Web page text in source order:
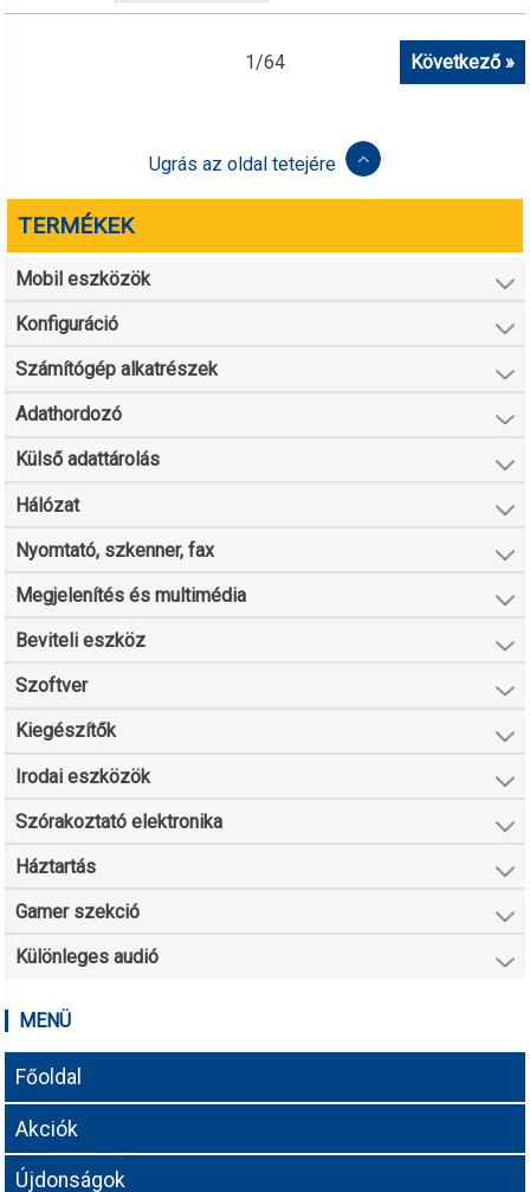
1/64 Következő »
Ugrás az oldal tetejére
TERMÉKEK
Mobil eszközök
Konfiguráció
Számítógép alkatrészek
Adathordozó
Külső adattárolás
Hálózat
Nyomtató, szkenner, fax
Megjelenítés és multimédia
Beviteli eszköz
Szoftver
Kiegészítők
Irodai eszközök
Szórakoztató elektronika
Háztartás
Gamer szekció
Különleges audió
MENÜ
Főoldal
Akciók
Újdonságok